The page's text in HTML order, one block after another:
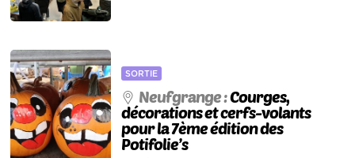
SORTIE
Neufgrange :Courges,
décorations et cerfs-volants
pour la 7ème édition des
Potifolie’s